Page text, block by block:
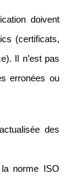
doivent
(certificats,
Il n’est pas
erronées ou
des
norme ISO